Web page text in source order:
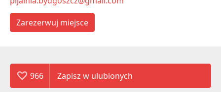
Zarezerwuj miejsce
966